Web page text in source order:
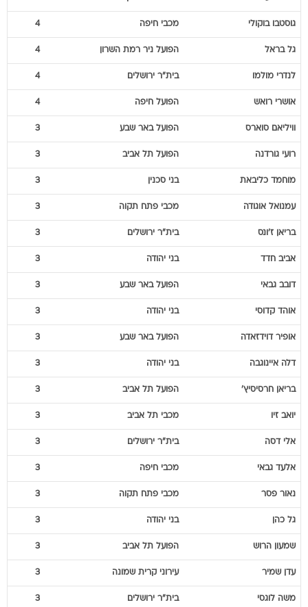
גוסטבו בוקולי מכבי חיפה 4
גל בראל הפועל ניר רמת השרון 4
לנדרי מולמו בית"ר ירושלים 4
אושרי רואש הפועל חיפה 4
וויליאם סוארס הפועל באר שבע 3
רועי גורדנה הפועל תל אביב 3
מוחמד כליבאת בני סכנין 3
עמנואל אוגודה מכבי פתח תקוה 3
בריאן ז'ונס בית"ר ירושלים 3
אביב חדד בני יהודה 3
דובב גבאי הפועל באר שבע 3
אוהד קדוסי בני יהודה 3
אופיר דוידזאדה הפועל באר שבע 3
דלה איינוגבה בני יהודה 3
בריאן חרסיסיץ' הפועל תל אביב 3
יואב זיו מכבי תל אביב 3
אלי דסה בית"ר ירושלים 3
אלעד גבאי מכבי חיפה 3
נאור פסר מכבי פתח תקוה 3
גל כהן בני יהודה 3
שמעון הרוש הפועל תל אביב 3
עדן שמיר עירוני קרית שמונה 3
משה לוגסי בית"ר ירושלים 3